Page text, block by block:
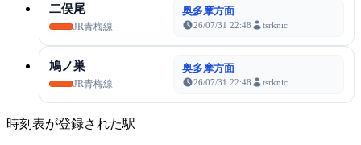
二俣尾
JR青梅線
奥多摩方面
26/07/31 22:48 tsrknic
鳩ノ巣
JR青梅線
奥多摩方面
26/07/31 22:48 tsrknic
時刻表が登録された駅